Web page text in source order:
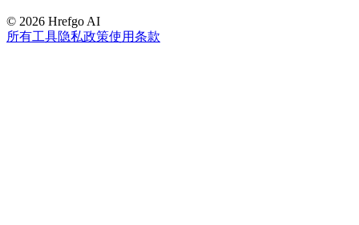
© 2026 Hrefgo AI
所有工具隐私政策使用条款